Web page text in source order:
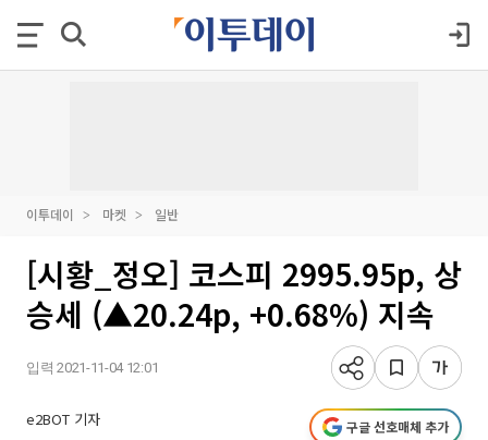
이투데이 마켓 일반
[시황_정오] 코스피 2995.95p, 상
승세 (▲20.24p, +0.68%) 지속
입력 2021-11-04 12:01
e2BOT 기자 구글 선호매체 추가